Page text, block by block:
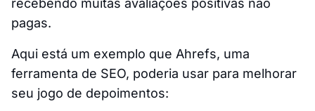
recebendo muitas avaliações positivas não
pagas.
Aqui está um exemplo que Ahrefs, uma
ferramenta de SEO, poderia usar para melhorar
seu jogo de depoimentos: